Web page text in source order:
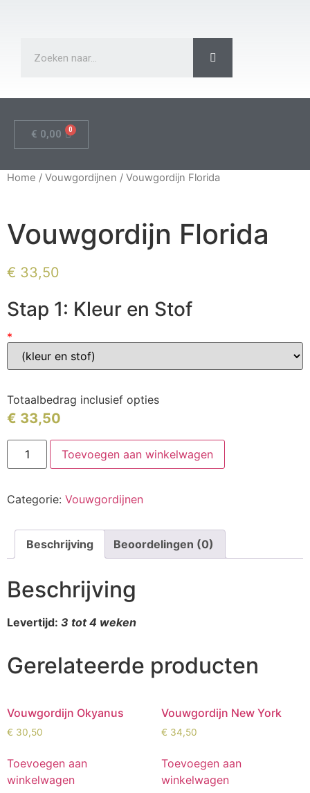
€ 0,00
Home / Vouwgordijnen / Vouwgordijn Florida
Vouwgordijn Florida
€ 33,50
Stap 1: Kleur en Stof
*
Totaalbedrag inclusief opties
€ 33,50
Toevoegen aan winkelwagen
Categorie: Vouwgordijnen
Beschrijving Beoordelingen (0)
Beschrijving
Levertijd: 3 tot 4 weken
Gerelateerde producten
Vouwgordijn Okyanus
€ 30,50
Toevoegen aan
winkelwagen
Vouwgordijn New York
€ 34,50
Toevoegen aan
winkelwagen